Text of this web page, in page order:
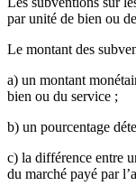
par unité de bien ou
Le montant des
a) un montant
bien ou du service ;
b) un pourcentage
c) la différence entre
du marché payé par